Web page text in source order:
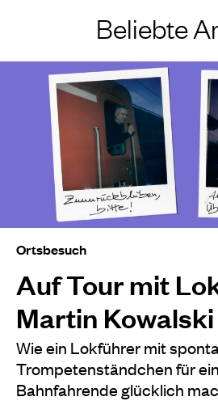
Beliebte
Ortsbesuch
Auf Tour mit
Martin Kowalski
Wie ein Lokführer mit
Trompetenständchen für
Bahnfahrende glücklich